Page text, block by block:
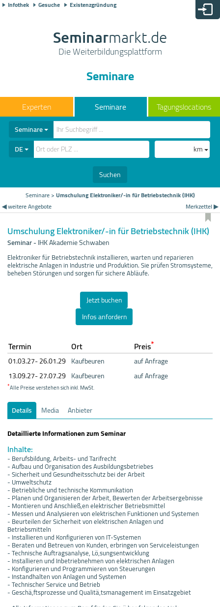
Infothek Gesuche Existenzgründung
Seminarmarkt.de
Die Weiterbildungsplattform
Seminare
Seminare Tagungslocations
Seminare
DE
km
Suchen
Seminare>Umschulung Elektroniker/-in für Betriebstechnik (IHK)
◀ weitere Angebote
Merkzettel ▶
Umschulung Elektroniker/-in für Betriebstechnik (IHK)
Seminar-IHK Akademie Schwaben
Elektroniker für Betriebstechnik installieren, warten und reparieren
elektrische Anlagen in Industrie und Produktion. Sie prüfen Stromsysteme,
beheben Störungen und sorgen für sichere Abläufe.
Jetzt buchen
Infos anfordern
Termin Ort Preis*
01.03.27- 26.01.29 Kaufbeuren
auf Anfrage
13.09.27- 27.07.29 Kaufbeuren auf Anfrage
*Alle Preise verstehen sich inkl. MwSt.
Details Media
Anbieter
Detaillierte Informationen zum Seminar
Inhalte:
- Berufsbildung, Arbeits- und Tarifrecht
- Aufbau und Organisation des Ausbildungsbetriebes
- Sicherheit und Gesundheitsschutz bei der Arbeit
- Umweltschutz
- Betriebliche und technische Kommunikation
- Planen und Organisieren der Arbeit, Bewerten der Arbeitsergebnisse
- Montieren und Anschließ,en elektrischer Betriebsmittel
- Messen und Analysieren von elektrischen Funktionen und Systemen
- Beurteilen der Sicherheit von elektrischen Anlagen und
Betriebsmitteln
- Installieren und Konfigurieren von IT-Systemen
- Beraten und Betreuen von Kunden, erbringen von Serviceleistungen
- Technische Auftragsanalyse, Lö,sungsentwicklung
- Installieren und Inbetriebnehmen von elektrischen Anlagen
- Konfigurieren und Programmieren von Steuerungen
- Instandhalten von Anlagen und Systemen
- Technischer Service und Betrieb
- Geschä,ftsprozesse und Qualitä,tsmanagement im Einsatzgebiet